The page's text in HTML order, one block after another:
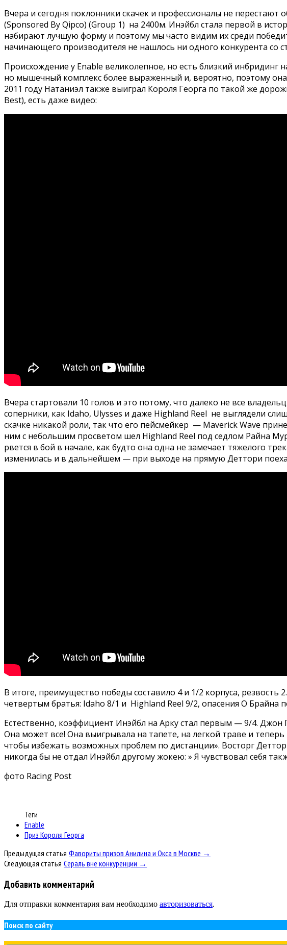
Вчера и сегодня поклонники скачек и профессионалы не
(Sponsored By Qipco) (Group 1) на 2400м. Инэйбл стала первой в
набирают лучшую форму и поэтому мы часто видим их среди
начинающего производителя не нашлось ни одного конкурента со
Происхождение у Enable великолепное, но есть близкий
но мышечный комплекс более выраженный и, вероятно, поэтому
2011 году Натаниэл также выиграл Короля Георга по такой же
Best), есть даже видео:
Вчера стартовали 10 голов и это потому, что далеко не все
соперники, как Idaho, Ulysses и даже Highland Reel не выглядели
скачке никакой роли, так что его пейсмейкер — Maverick Wave
ним с небольшим просветом шел Highland Reel под седлом Райна
рвется в бой в начале, как будто она одна не замечает тяжелого
изменилась и в дальнейшем — при выходе на прямую Деттори
В итоге, преимущество победы составило 4 и 1/2 корпуса,
четвертым братья: Idaho 8/1 и Highland Reel 9/2, опасения О Брайна
Естественно, коэффициент Инэйбл на Арку стал первым — 9/4.
Она может все! Она выигрывала на тапете, на легкой траве и
чтобы избежать возможных проблем по дистанции». Восторг
никогда бы не отдал Инэйбл другому жокею: » Я чувствовал себя
фото Racing Post
Теги
Enable
Приз Короля Георга
Предыдущая статья Фавориты призов Анилина и Окса в Москве →
Следующая статья Сераль вне конкуренции →
Добавить комментарий
Для отправки комментария вам необходимо авторизоваться.
Поиск по сайту